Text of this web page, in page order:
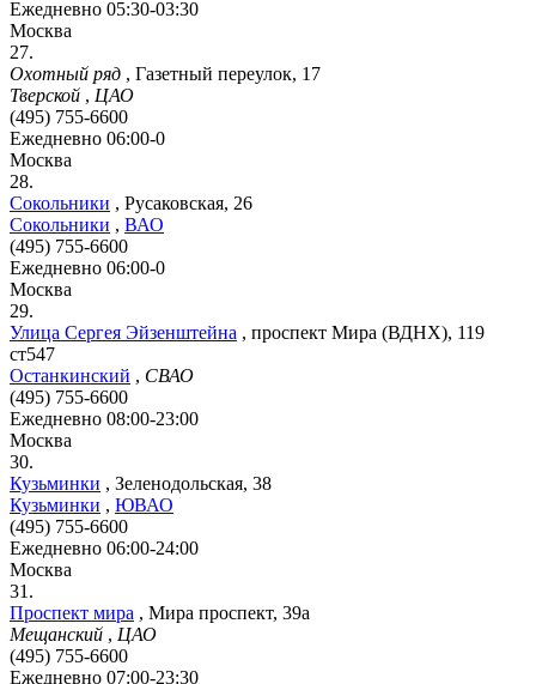
Ежедневно 05:30-03:30
Москва
27.
Охотный ряд , Газетный переулок, 17
Тверской , ЦАО
(495) 755-6600
Ежедневно 06:00-0
Москва
28.
Сокольники , Русаковская, 26
Сокольники , ВАО
(495) 755-6600
Ежедневно 06:00-0
Москва
29.
Улица Сергея Эйзенштейна , проспект Мира (ВДНХ), 119
ст547
Останкинский , СВАО
(495) 755-6600
Ежедневно 08:00-23:00
Москва
30.
Кузьминки , Зеленодольская, 38
Кузьминки , ЮВАО
(495) 755-6600
Ежедневно 06:00-24:00
Москва
31.
Проспект мира , Мира проспект, 39а
Мещанский , ЦАО
(495) 755-6600
Ежедневно 07:00-23:30